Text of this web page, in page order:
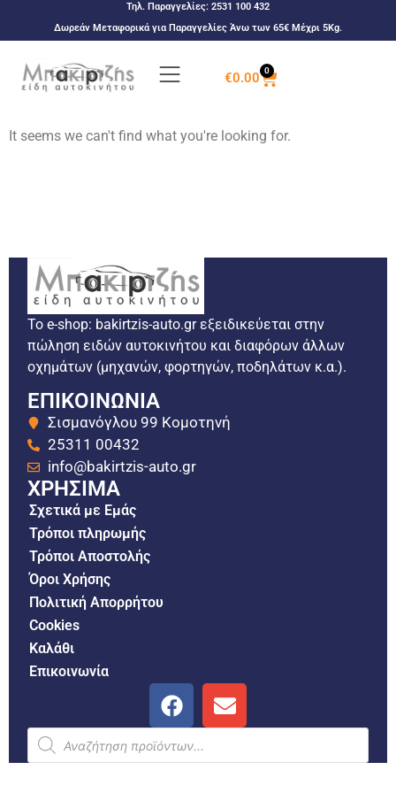
Τηλ. Παραγγελίες: 2531 100 432
Δωρεάν Μεταφορικά για Παραγγελίες Άνω των 65€ Μέχρι 5Kg.
€0.00 0
It seems we can't find what you're looking for.
Το e-shop: bakirtzis-auto.gr εξειδικεύεται στην
πώληση ειδών αυτοκινήτου και διαφόρων άλλων
οχημάτων (μηχανών, φορτηγών, ποδηλάτων κ.α.).
ΕΠΙΚΟΙΝΩΝΙΑ
Σισμανόγλου 99 Κομοτηνή
25311 00432
info@bakirtzis-auto.gr
ΧΡΗΣΙΜΑ
Σχετικά με Εμάς
Τρόποι πληρωμής
Τρόποι Αποστολής
Όροι Χρήσης
Πολιτική Απορρήτου
Cookies
Καλάθι
Επικοινωνία